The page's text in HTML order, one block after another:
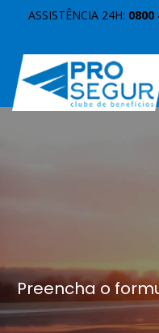
ASSISTÊNCIA 24H: 0800
Preencha o